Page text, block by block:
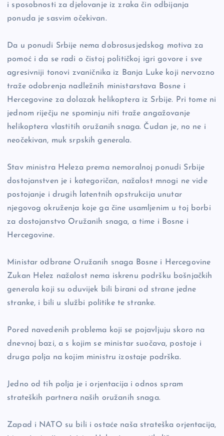
i sposobnosti za djelovanje iz zraka čin odbijanja
ponuda je sasvim očekivan.
Da u ponudi Srbije nema dobrosusjedskog motiva za
pomoć i da se radi o čistoj političkoj igri govore i sve
agresivniji tonovi zvaničnika iz Banja Luke koji nervozno
traže odobrenja nadležnih ministarstava Bosne i
Hercegovine za dolazak helikoptera iz Srbije. Pri tome ni
jednom riječju ne spominju niti traže angažovanje
helikoptera vlastitih oružanih snaga. Čudan je, no ne i
neočekivan, muk srpskih generala.
Stav ministra Heleza prema nemoralnoj ponudi Srbije
dostojanstven je i kategoričan, nažalost mnogi ne vide
postojanje i drugih latentnih opstrukcija unutar
njegovog okruženja koje ga čine usamljenim u toj borbi
za dostojanstvo Oružanih snaga, a time i Bosne i
Hercegovine.
Ministar odbrane Oružanih snaga Bosne i Hercegovine
Zukan Helez nažalost nema iskrenu podršku bošnjačkih
generala koji su oduvijek bili birani od strane jedne
stranke, i bili u službi politike te stranke.
Pored navedenih problema koji se pojavljuju skoro na
dnevnoj bazi, a s kojim se ministar suočava, postoje i
druga polja na kojim ministru izostaje podrška.
Jedno od tih polja je i orjentacija i odnos spram
strateških partnera naših oružanih snaga.
Zapad i NATO su bili i ostaće naša strateška orjentacija,